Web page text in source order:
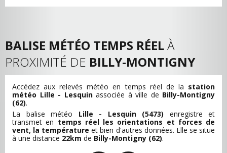
BALISE MÉTÉO TEMPS RÉELÀ
PROXIMITÉ DE BILLY-MONTIGNY
Accédez aux relevés météo en temps réel de la station
météo Lille - Lesquinassociée à ville de Billy-Montigny
(62).
La balise météo Lille - Lesquin (5473) enregistre et
transmet en temps réel les orientations et forces de
vent, la température et bien d'autres données. Elle se situe
à une distance 22km de Billy-Montigny (62).